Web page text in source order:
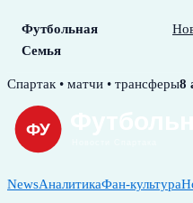
Футбольная
Семья
Skip
content
Спартак • матчи • трансферы8
NewsАналитикаФан-культура